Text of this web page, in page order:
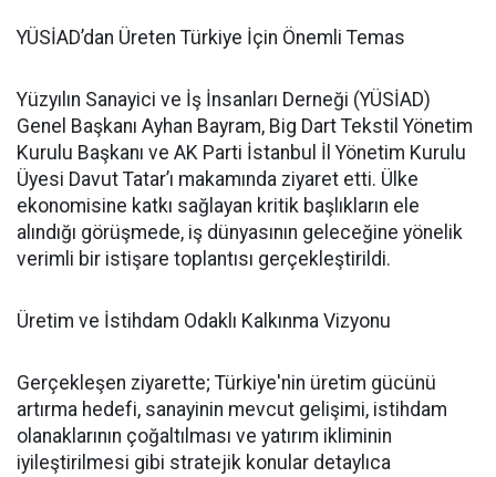
YÜSİAD’dan Üreten Türkiye İçin Önemli Temas
Yüzyılın Sanayici ve İş İnsanları Derneği (YÜSİAD)
Genel Başkanı Ayhan Bayram, Big Dart Tekstil Yönetim
Kurulu Başkanı ve AK Parti İstanbul İl Yönetim Kurulu
Üyesi Davut Tatar’ı makamında ziyaret etti. Ülke
ekonomisine katkı sağlayan kritik başlıkların ele
alındığı görüşmede, iş dünyasının geleceğine yönelik
verimli bir istişare toplantısı gerçekleştirildi.
Üretim ve İstihdam Odaklı Kalkınma Vizyonu
Gerçekleşen ziyarette; Türkiye'nin üretim gücünü
artırma hedefi, sanayinin mevcut gelişimi, istihdam
olanaklarının çoğaltılması ve yatırım ikliminin
iyileştirilmesi gibi stratejik konular detaylıca